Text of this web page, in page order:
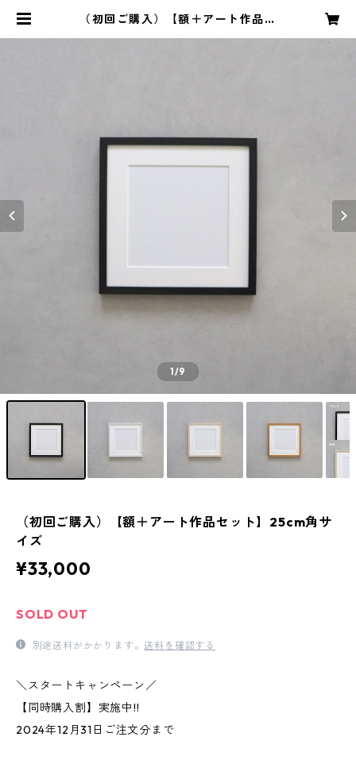
（初回ご購入）【額＋アート作品セ
1/9
（初回ご購入）【額＋アート作品セット】25cm角サ
イズ
¥33,000
SOLD OUT
別途送料がかかります。送料を確認する
＼スタートキャンペーン／
【同時購入割】実施中!!
2024年12月31日ご注文分まで